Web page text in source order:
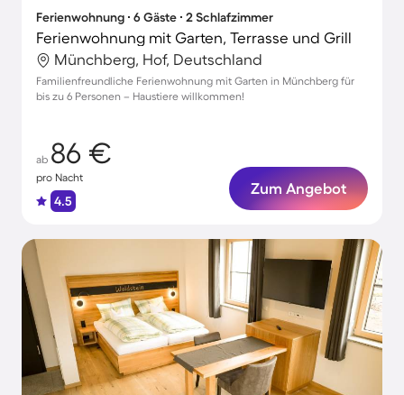
Ferienwohnung ∙ 6 Gäste ∙ 2 Schlafzimmer
Ferienwohnung mit Garten, Terrasse und Grill
Münchberg, Hof, Deutschland
Familienfreundliche Ferienwohnung mit Garten in Münchberg für
bis zu 6 Personen – Haustiere willkommen!
ab 86 €
pro Nacht
4.5
Zum Angebot